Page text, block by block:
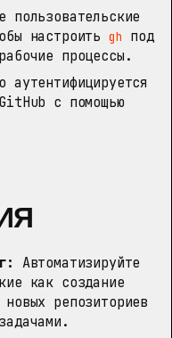
пользовательские
настроить gh
под
процессы.
аутентифицируется
с помощью
Автоматизируйте
как создание
репозиториев